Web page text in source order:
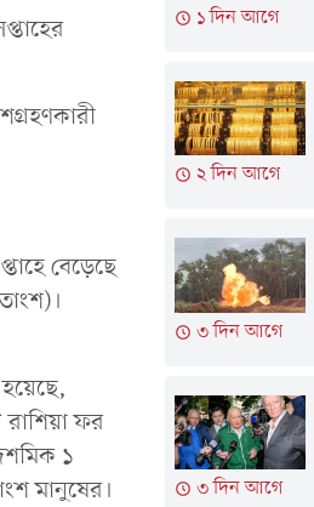
বেড়েছে
ফর
১
মানুষের।
১ দিন আগে
২ দিন আগে
৩ দিন আগে
৩ দিন আগে